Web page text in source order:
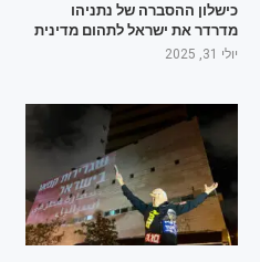
כישלון ההסברה של נתניהו
מדרדר את ישראל לתהום מדינית
יולי 31, 2025